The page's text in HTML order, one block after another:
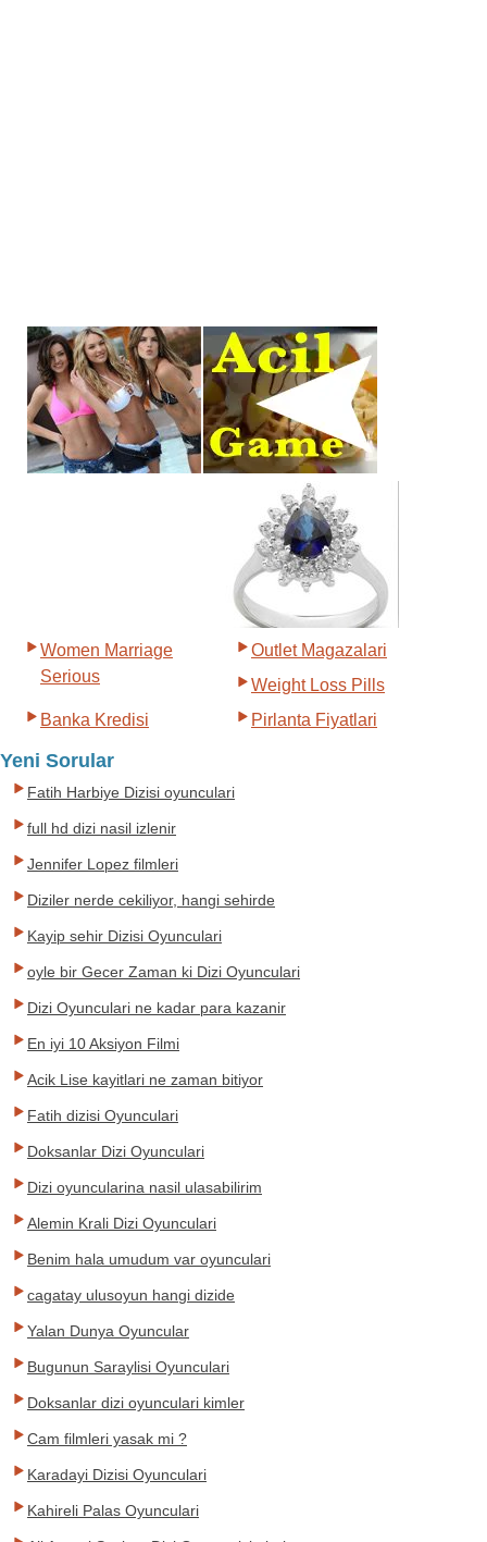
Women Marriage
Serious
Outlet Magazalari
Weight Loss Pills
Banka Kredisi
Pirlanta Fiyatlari
Yeni Sorular
Fatih Harbiye Dizisi oyunculari
full hd dizi nasil izlenir
Jennifer Lopez filmleri
Diziler nerde cekiliyor, hangi sehirde
Kayip sehir Dizisi Oyunculari
oyle bir Gecer Zaman ki Dizi Oyunculari
Dizi Oyunculari ne kadar para kazanir
En iyi 10 Aksiyon Filmi
Acik Lise kayitlari ne zaman bitiyor
Fatih dizisi Oyunculari
Doksanlar Dizi Oyunculari
Dizi oyuncularina nasil ulasabilirim
Alemin Krali Dizi Oyunculari
Benim hala umudum var oyunculari
cagatay ulusoyun hangi dizide
Yalan Dunya Oyuncular
Bugunun Saraylisi Oyunculari
Doksanlar dizi oyunculari kimler
Cam filmleri yasak mi ?
Karadayi Dizisi Oyunculari
Kahireli Palas Oyunculari